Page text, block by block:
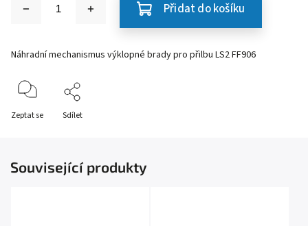
Přidat do košíku
Náhradní mechanismus výklopné brady pro přilbu LS2 FF906
Zeptat se Sdílet
Související produkty